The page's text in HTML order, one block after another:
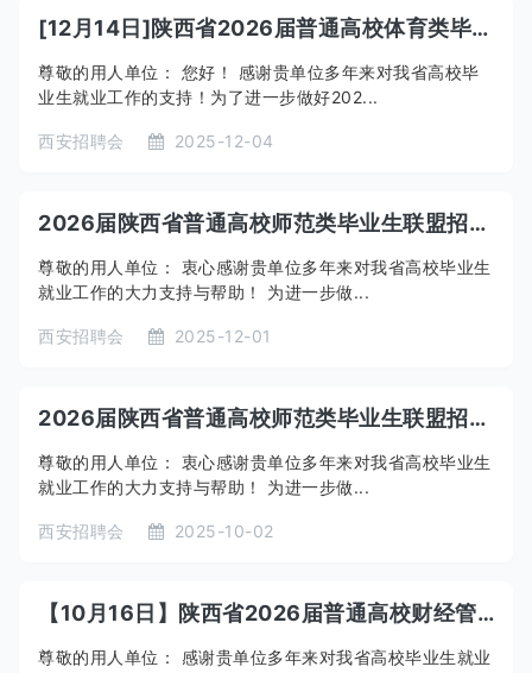
[12月14日]陕西省2026届普通高校体育类毕业生专场招聘会
尊敬的用人单位： 您好！ 感谢贵单位多年来对我省高校毕
业生就业工作的支持！为了进一步做好202...
西安招聘会 2025-12-04
2026届陕西省普通高校师范类毕业生联盟招聘会暨陕西师范大学综合类招聘会
尊敬的用人单位： 衷心感谢贵单位多年来对我省高校毕业生
就业工作的大力支持与帮助！ 为进一步做...
西安招聘会 2025-12-01
2026届陕西省普通高校师范类毕业生联盟招聘会暨陕西师范大学综合类招聘会
尊敬的用人单位： 衷心感谢贵单位多年来对我省高校毕业生
就业工作的大力支持与帮助！ 为进一步做...
西安招聘会 2025-10-02
【10月16日】陕西省2026届普通高校财经管理类毕业生联盟招聘会暨全国普通高校毕业生商贸服务与生活消费行业招聘会（陕西专场）邀请函
尊敬的用人单位： 感谢贵单位多年来对我省高校毕业生就业